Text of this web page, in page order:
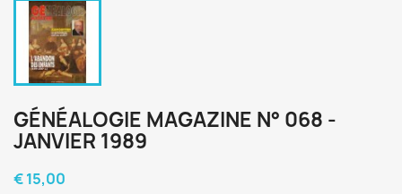
GÉNÉALOGIE MAGAZINE N° 068 -
JANVIER 1989
€ 15,00